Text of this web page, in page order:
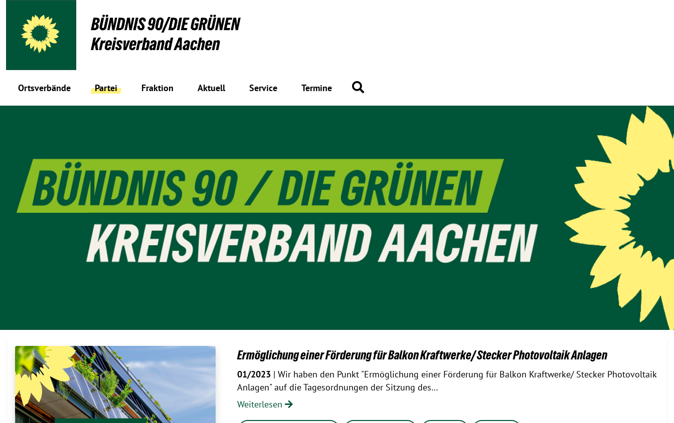
Ortsverbände Partei Fraktion Aktuell Service Termine
Ermöglichung einer Förderung für Balkon Kraftwerke/ Stecker Photovoltaik Anlagen
01/2023 | Wir haben den Punkt "Ermöglichung einer Förderung für Balkon Kraftwerke/ Stecker Photovoltaik
Anlagen" auf die Tagesordnungen der Sitzung des…
Weiterlesen